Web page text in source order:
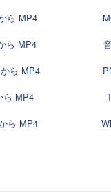
ら MP4
ら MP4
ら MP4
ら MP4
ら MP4